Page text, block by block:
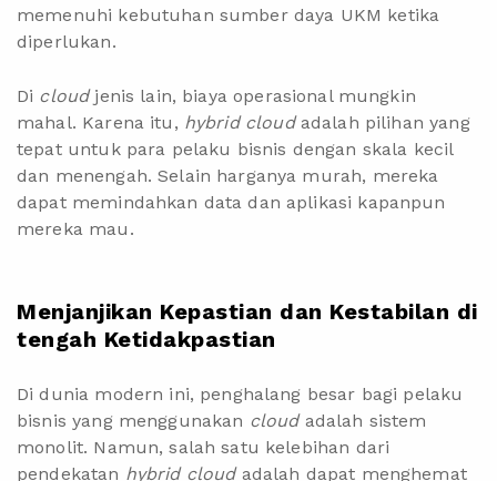
memenuhi kebutuhan sumber daya UKM ketika
diperlukan.
Di cloudjenis lain, biaya operasional mungkin
mahal. Karena itu, hybrid cloudadalah pilihan yang
tepat untuk para pelaku bisnis dengan skala kecil
dan menengah. Selain harganya murah, mereka
dapat memindahkan data dan aplikasi kapanpun
mereka mau.
Menjanjikan Kepastian dan Kestabilan di
tengah Ketidakpastian
Di dunia modern ini, penghalang besar bagi pelaku
bisnis yang menggunakan cloudadalah sistem
monolit. Namun, salah satu kelebihan dari
pendekatan hybrid cloudadalah dapat menghemat